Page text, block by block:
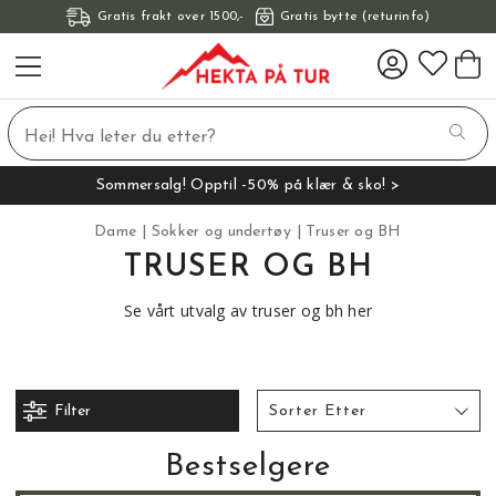
Gratis frakt over 1500,- Gratis bytte (returinfo)
Sommersalg! Opptil -50% på klær & sko! >
Dame Sokker og undertøy Truser og BH
TRUSER OG BH
Se vårt utvalg av truser og bh her
Filter Sorter Etter
Bestselgere